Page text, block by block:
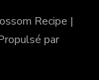
Recipe |
par